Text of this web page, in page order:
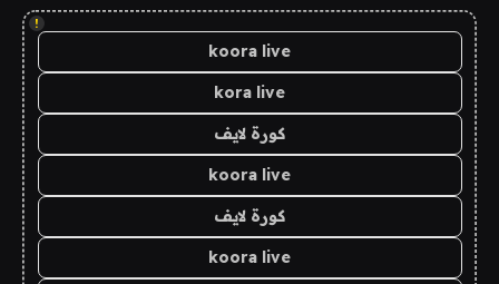
!
koora live
kora live
كورة لايف
koora live
كورة لايف
koora live